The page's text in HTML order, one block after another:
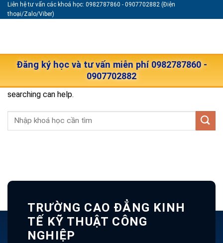
Skip
to
Liên hệ tư vấn các khoá học: 0982787860 - 0907702882 (Điện
thoại/Zalo/Viber)
Đăng ký học và tư vấn miễn phí 0982787860 -
0907702882
It seems we can’t find what you’re looking for. Perhaps
searching can help.
TRƯỜNG CAO ĐẲNG KINH
TẾ KỸ THUẬT CÔNG
NGHIỆP